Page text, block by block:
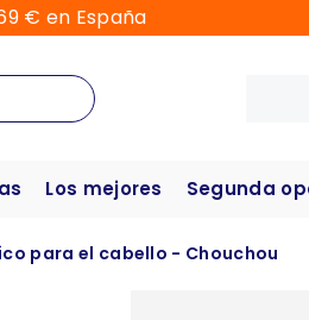
€ en España
Los mejores Segunda
para el cabello - Chouchou